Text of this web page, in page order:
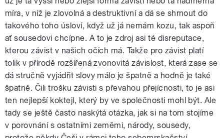
míra, v níž je zlovolná a destruktivní a dá se shrnout do
takového toho úsloví, když už já nemám kozu, tak aspoň
ať sousedovi chcípne. A to je zdroj asi té disreputace,
kterou závist v našich očích má. Takže pro závist platí
tolik v přírodě rozšířená zvonovitá závislost, která zase se
dá stručně vyjádřit slovy málo je špatně a hodně je také
špatně. Čili trošku závisti s převahou přejícnosti, to je asi
ten nejlepší koktejl, který by ve společnosti mohl být. Ale
tady se ještě často naskýtá otázka, jak si na tom stojíme
v porovnání s ostatními zeměmi, národy, sousedy,